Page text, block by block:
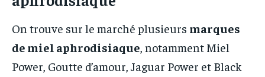
On trouve sur le marché plusieurs marques
de miel aphrodisiaque, notamment Miel
Power, Goutte d’amour, Jaguar Power et Black